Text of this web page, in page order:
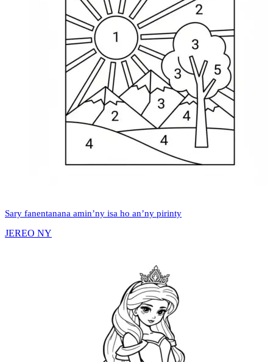
Sary fanentanana amin’ny isa ho an’ny pirinty
JEREO NY